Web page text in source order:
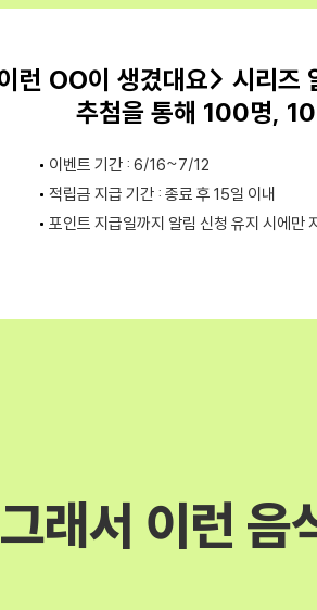
런 OO이 생겼대요> 시리즈
추첨을 통해 100명,
이벤트 기간 : 6/16~7/12
적립금 지급 기간 : 종료 후 15일 이내
포인트 지급일까지 알림 신청 유지 시에만
그래서 이런 음